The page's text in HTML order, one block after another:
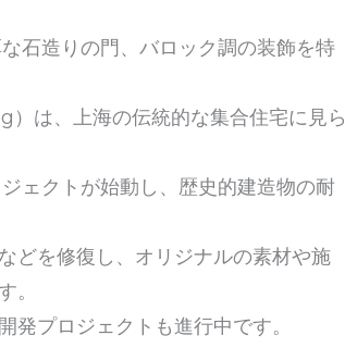
石造りの門、バロック調の装飾を特
は、上海の伝統的な集合住宅に見ら
ェクトが始動し、歴史的建造物の耐
どを修復し、オリジナルの素材や施
。
プロジェクトも進行中です。